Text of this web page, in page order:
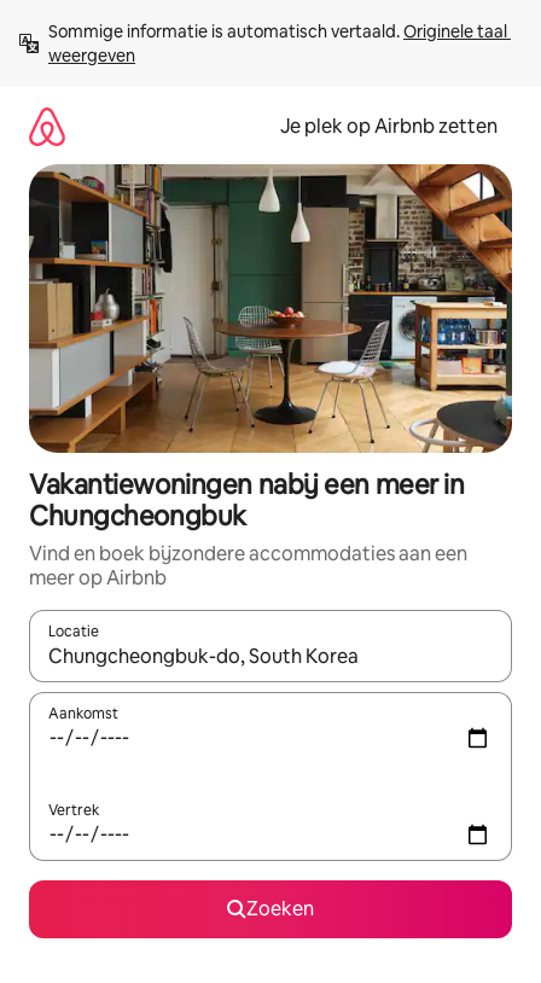
direct
naar
Sommige informatie is automatisch vertaald. Originele taal
weergeven
Je plek op Airbnb zetten
Vakantiewoningen nabij een meer in
Chungcheongbuk
Vind en boek bijzondere accommodaties aan een
meer op Airbnb
Locatie
Wanneer er resultaten beschikbaar zijn, maak je een keuze
Aankomst
Vertrek
Zoeken